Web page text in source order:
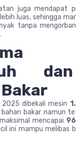
juga mendapat
luas, sehingga
tanpa
2025 dibekali mesin
bakar namun
mencapai
ini mampu melibas